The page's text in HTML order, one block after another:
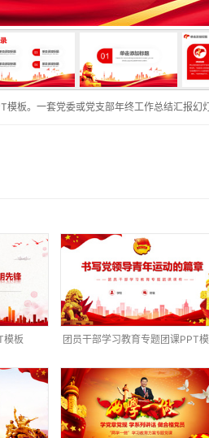
模板。一套党委或党支部年终工作总结汇报幻
模板 团员干部学习教育专题团课PPT